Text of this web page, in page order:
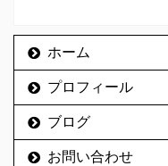
ホーム
プロフィール
ブログ
お問い合わせ